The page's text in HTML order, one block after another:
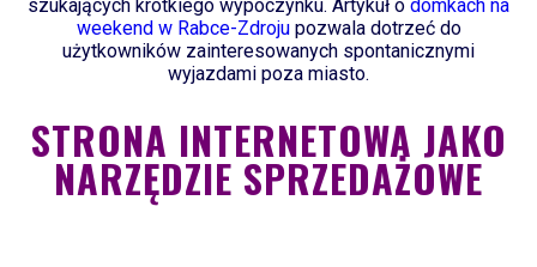
szukających krótkiego wypoczynku. Artykuł o domkach na
weekend w Rabce-Zdrojupozwala dotrzeć do
użytkowników zainteresowanych spontanicznymi
wyjazdami poza miasto.
STRONA INTERNETOWA JAKO
NARZĘDZIE SPRZEDAŻOWE